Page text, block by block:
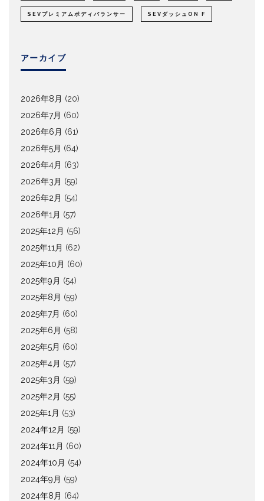
SEVプレミアムボディバランサー SEVダッシュON F
アーカイブ
2026年8月 (20)
2026年7月 (60)
2026年6月 (61)
2026年5月 (64)
2026年4月 (63)
2026年3月 (59)
2026年2月 (54)
2026年1月 (57)
2025年12月 (56)
2025年11月 (62)
2025年10月 (60)
2025年9月 (54)
2025年8月 (59)
2025年7月 (60)
2025年6月 (58)
2025年5月 (60)
2025年4月 (57)
2025年3月 (59)
2025年2月 (55)
2025年1月 (53)
2024年12月 (59)
2024年11月 (60)
2024年10月 (54)
2024年9月 (59)
2024年8月 (64)